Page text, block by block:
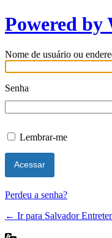
Powered by
Nome de usuário ou
Senha
Lembrar-me
Perdeu a senha?
← Ir para Salvador